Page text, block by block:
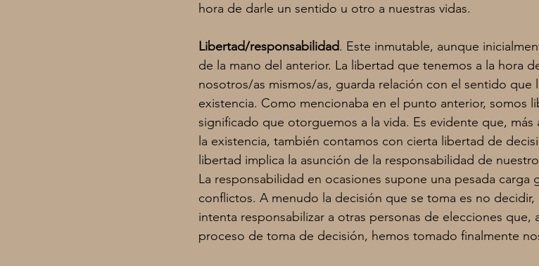
hora de darle un sentido u otro a nuestras vidas.
Libertad/responsabilidad. Este inmutable, aunque
de la mano del anterior. La libertad que tenemos a la hora
nosotros/as mismos/as, guarda relación con el sentido que
existencia. Como mencionaba en el punto anterior, somos
significado que otorguemos a la vida. Es evidente que,
la existencia, también contamos con cierta libertad de
libertad implica la asunción de la responsabilidad de
La responsabilidad en ocasiones supone una pesada
conflictos. A menudo la decisión que se toma es no decidir,
intenta responsabilizar a otras personas de elecciones que,
proceso de toma de decisión, hemos tomado finalmente